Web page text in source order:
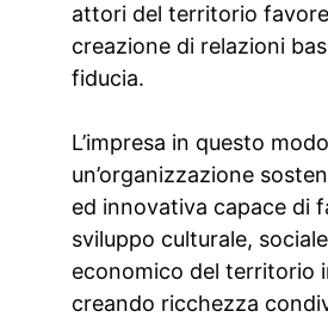
attori del territorio
creazione di relazioni
fiducia.
L’impresa in questo
un’organizzazione
ed innovativa capace di
sviluppo culturale,
economico del territorio
creando ricchezza